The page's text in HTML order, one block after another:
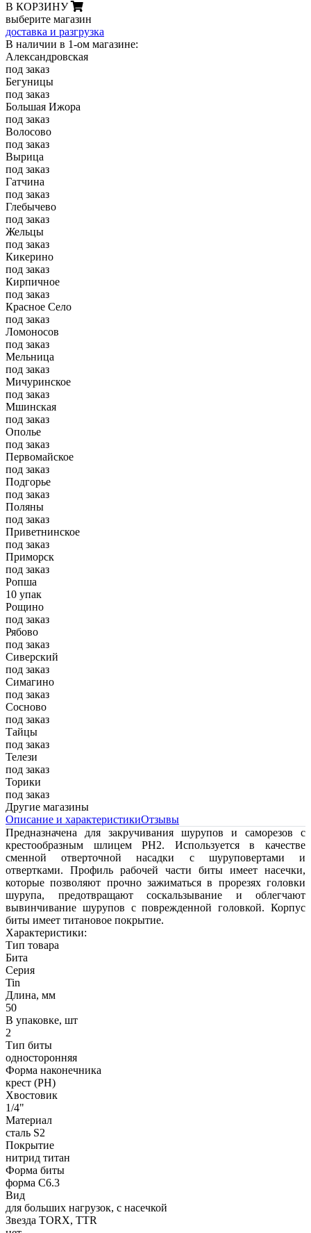
В КОРЗИНУ
выберите магазин
доставка и разгрузка
В наличии в 1-ом магазине:
Александровская
под заказ
Бегуницы
под заказ
Большая Ижора
под заказ
Волосово
под заказ
Вырица
под заказ
Гатчина
под заказ
Глебычево
под заказ
Жельцы
под заказ
Кикерино
под заказ
Кирпичное
под заказ
Красное Село
под заказ
Ломоносов
под заказ
Мельница
под заказ
Мичуринское
под заказ
Мшинская
под заказ
Ополье
под заказ
Первомайское
под заказ
Подгорье
под заказ
Поляны
под заказ
Приветнинское
под заказ
Приморск
под заказ
Ропша
10 упак
Рощино
под заказ
Рябово
под заказ
Сиверский
под заказ
Симагино
под заказ
Сосново
под заказ
Тайцы
под заказ
Телези
под заказ
Торики
под заказ
Другие магазины
Описание и характеристикиОтзывы
Предназначена для закручивания шурупов и саморезов с
крестообразным шлицем РH2. Используется в качестве
сменной отверточной насадки с шуруповертами и
отвертками. Профиль рабочей части биты имеет насечки,
которые позволяют прочно зажиматься в прорезях головки
шурупа, предотвращают соскальзывание и облегчают
вывинчивание шурупов с поврежденной головкой. Корпус
биты имеет титановое покрытие.
Характеристики:
Тип товара
Бита
Серия
Tin
Длина, мм
50
В упаковке, шт
2
Тип биты
односторонняя
Форма наконечника
крест (PH)
Хвостовик
1/4"
Материал
сталь S2
Покрытие
нитрид титан
Форма биты
форма C6.3
Вид
для больших нагрузок, с насечкой
Звезда TORX, TTR